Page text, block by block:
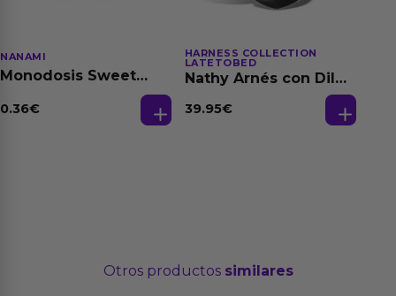
NANAMI
Monodosis Sweet
Base Agua 4 ml
0.36€
HARNESS COLLECTION
LATETOBED
Nathy Arnés con Dildo
39.95€
Otros productos similares